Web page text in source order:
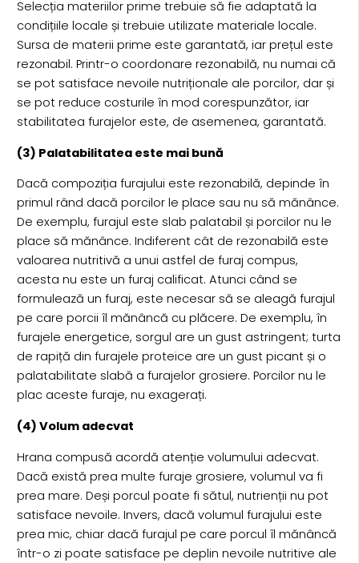
Selecția materiilor prime trebuie să fie adaptată la
condițiile locale și trebuie utilizate materiale locale.
Sursa de materii prime este garantată, iar prețul este
rezonabil. Printr-o coordonare rezonabilă, nu numai că
se pot satisface nevoile nutriționale ale porcilor, dar și
se pot reduce costurile în mod corespunzător, iar
stabilitatea furajelor este, de asemenea, garantată.
(3) Palatabilitatea este mai bună
Dacă compoziția furajului este rezonabilă, depinde în
primul rând dacă porcilor le place sau nu să mănânce.
De exemplu, furajul este slab palatabil și porcilor nu le
place să mănânce. Indiferent cât de rezonabilă este
valoarea nutritivă a unui astfel de furaj compus,
acesta nu este un furaj calificat. Atunci când se
formulează un furaj, este necesar să se aleagă furajul
pe care porcii îl mănâncă cu plăcere. De exemplu, în
furajele energetice, sorgul are un gust astringent; turta
de rapiță din furajele proteice are un gust picant și o
palatabilitate slabă a furajelor grosiere. Porcilor nu le
plac aceste furaje, nu exagerați.
(4) Volum adecvat
Hrana compusă acordă atenție volumului adecvat.
Dacă există prea multe furaje grosiere, volumul va fi
prea mare. Deși porcul poate fi sătul, nutrienții nu pot
satisface nevoile. Invers, dacă volumul furajului este
prea mic, chiar dacă furajul pe care porcul îl mănâncă
într-o zi poate satisface pe deplin nevoile nutritive ale